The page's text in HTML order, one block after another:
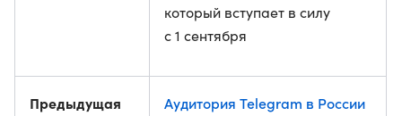
который вступает в силу
с 1 сентября
Предыдущая
Аудитория Telegram в России